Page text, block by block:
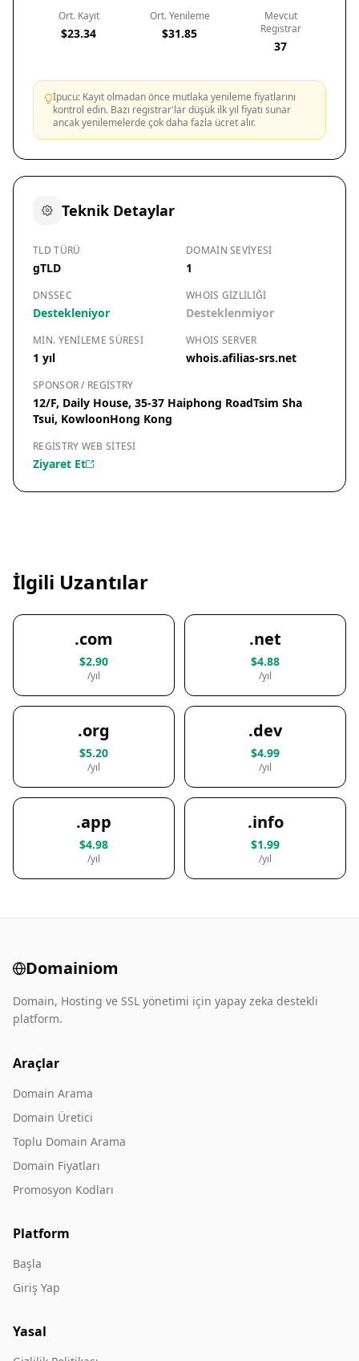
Ort. Kayıt
$23.34
Ort. Yenileme
$31.85
Mevcut
Registrar
37
İpucu: Kayıt olmadan önce mutlaka yenileme fiyatlarını
kontrol edin. Bazı registrar'lar düşük ilk yıl fiyatı sunar
ancak yenilemelerde çok daha fazla ücret alır.
Teknik Detaylar
TLD TÜRÜ
gTLD
DOMAIN SEVIYESI
1
DNSSEC
Destekleniyor
WHOIS GIZLILIĞI
Desteklenmiyor
MIN. YENILEME SÜRESI
1 yıl
WHOIS SERVER
whois.afilias-srs.net
SPONSOR / REGISTRY
12/F, Daily House, 35-37 Haiphong RoadTsim Sha
Tsui, KowloonHong Kong
REGISTRY WEB SITESI
Ziyaret Et
İlgili Uzantılar
.com
$2.90
/yıl
.net
$4.88
/yıl
.org
$5.20
/yıl
.dev
$4.99
/yıl
.app
$4.98
/yıl
.info
$1.99
/yıl
Domainiom
Domain, Hosting ve SSL yönetimi için yapay zeka destekli
platform.
Araçlar
Domain Arama
Domain Üretici
Toplu Domain Arama
Domain Fiyatları
Promosyon Kodları
Platform
Başla
Giriş Yap
Yasal